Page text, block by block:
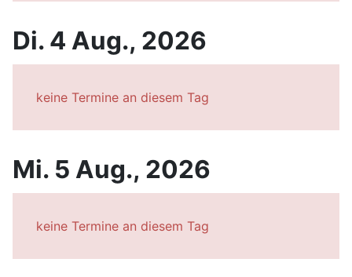
Di. 4 Aug., 2026
keine Termine an diesem Tag
Mi. 5 Aug., 2026
keine Termine an diesem Tag